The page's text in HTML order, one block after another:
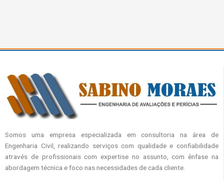
Somos uma empresa especializada em consultoria na área de
Engenharia Civil, realizando serviços com qualidade e confiabilidade
através de profissionais com expertise no assunto, com ênfase na
abordagem técnica e foco nas necessidades de cada cliente.